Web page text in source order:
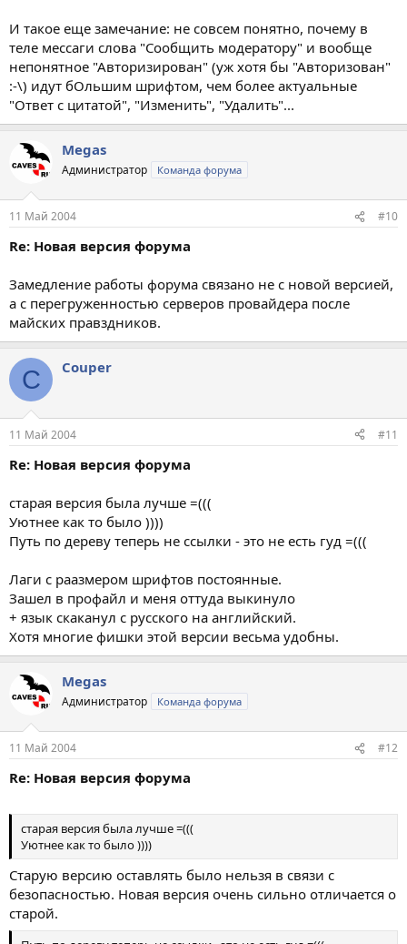
И такое еще замечание: не совсем понятно, почему в
теле мессаги слова "Сообщить модератору" и вообще
непонятное "Авторизирован" (уж хотя бы "Авторизован"
:-\) идут бОльшим шрифтом, чем более актуальные
"Ответ с цитатой", "Изменить", "Удалить"...
Megas
Администратор Команда форума
11 Май 2004 #10
Re: Новая версия форума
Замедление работы форума связано не с новой версией,
а с перегруженностью серверов провайдера после
майских правздников.
C Couper
11 Май 2004 #11
Re: Новая версия форума
старая версия была лучше =(((
Уютнее как то было ))))
Путь по дереву теперь не ссылки - это не есть гуд =(((
Лаги с раазмером шрифтов постоянные.
Зашел в профайл и меня оттуда выкинуло
+ язык скаканул с русского на английский.
Хотя многие фишки этой версии весьма удобны.
Megas
Администратор Команда форума
11 Май 2004 #12
Re: Новая версия форума
старая версия была лучше =(((
Уютнее как то было ))))
Старую версию оставлять было нельзя в связи с
безопасностью. Новая версия очень сильно отличается о
старой.